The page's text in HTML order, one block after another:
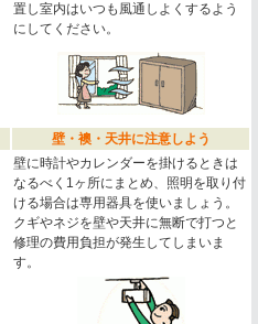
置し室内はいつも風通しよくするよう
にしてください。
壁・襖・天井に注意しよう
壁に時計やカレンダーを掛けるときは
なるべく1ヶ所にまとめ、照明を取り付
ける場合は専用器具を使いましょう。
クギやネジを壁や天井に無断で打つと
修理の費用負担が発生してしまいま
す。